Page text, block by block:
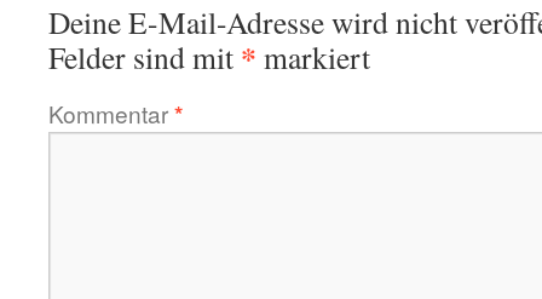
Deine E-Mail-Adresse wird nicht
Felder sind mit * markiert
Kommentar*